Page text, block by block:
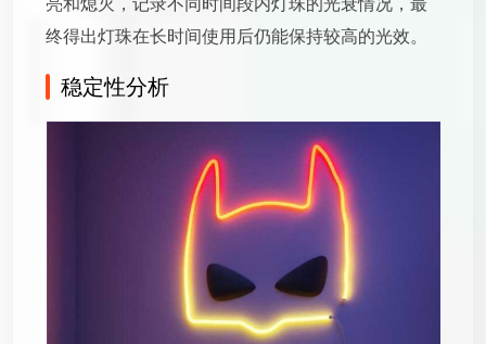
终得出灯珠在长时间使用后仍能保持较高的光效。
稳定性分析